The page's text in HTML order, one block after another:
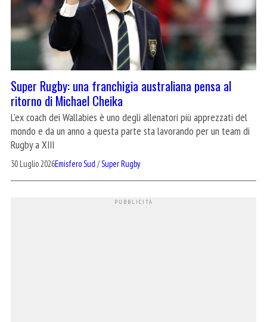
Super Rugby: una franchigia australiana pensa al
ritorno di Michael Cheika
L'ex coach dei Wallabies è uno degli allenatori più apprezzati del
mondo e da un anno a questa parte sta lavorando per un team di
Rugby a XIII
30 Luglio 2026Emisfero Sud /Super Rugby